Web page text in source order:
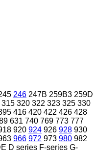
246 247B 259B3 259D
315 320 322 323 325 330
416 420 422 426 428
631 740 769 773 777
920 924 926 928 930
966 972 973 980 982
D series F-series G-